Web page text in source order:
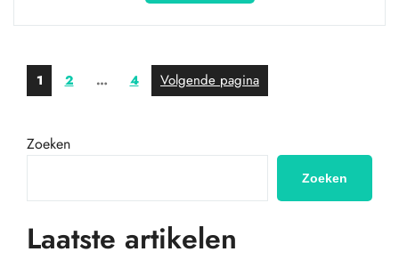
de
veelzijdigheid
een
HDMI
optimale
connectiviteit”
Berichten
paginering
Pagina
1 Pagina
2 … Pagina
4 Volgende pagina
Zoeken
Zoeken
Laatste artikelen